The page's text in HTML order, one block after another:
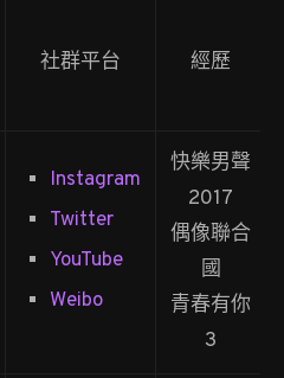
社群平台 經歷
Instagram
Twitter
YouTube
Weibo
快樂男聲
2017
偶像聯合
國
青春有你
3